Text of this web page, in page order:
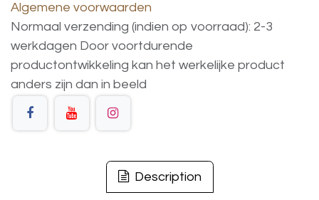
Algemene voorwaarden
Normaal verzending (indien op voorraad): 2-3
werkdagen Door voortdurende
productontwikkeling kan het werkelijke product
anders zijn dan in beeld
Description